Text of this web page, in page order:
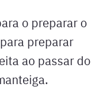
o preparar o
preparar
ao passar do